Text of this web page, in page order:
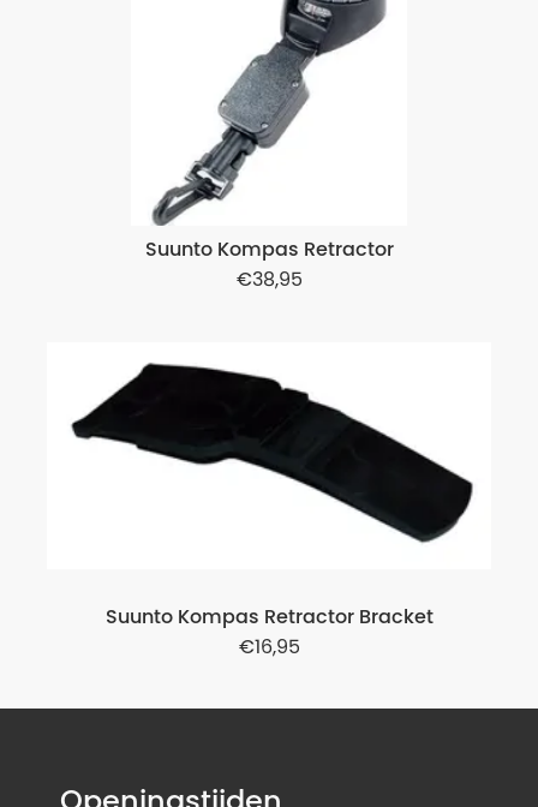
Suunto Kompas Retractor
38,95
Suunto Kompas Retractor Bracket
16,95